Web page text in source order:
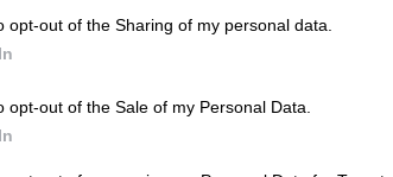
opt-out of the Sharing of my personal data.
opt-out of the Sale of my Personal Data.
"Mae'r buddsoddiad Grant
Cwmbrân yn bennod newydd gyffrous i'r
dysgu gydol oes, ymgysylltu â'r
ei rôl fel adnodd croesawgar a hygyrch i
hwn."